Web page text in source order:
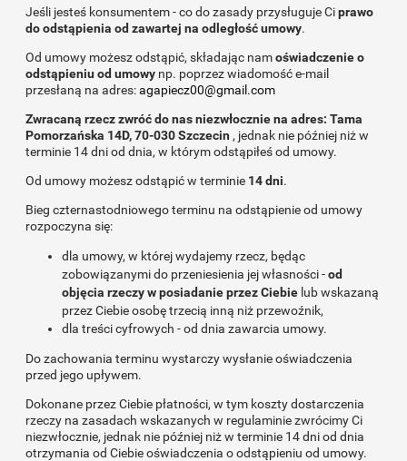
Jeśli jesteś konsumentem - co do zasady przysługuje Ciprawo
do odstąpienia od zawartej na odległość umowy.
Od umowy możesz odstąpić, składając namoświadczenie o
odstąpieniu od umowy np. poprzez wiadomość e-mail
przesłaną na adres:agapiecz00@gmail.com
Zwracaną rzecz zwróć do nas niezwłocznie na adres: Tama
Pomorzańska 14D, 70-030 Szczecin , jednak nie później niż w
terminie 14 dni od dnia, w którym odstąpiłeś od umowy.
Od umowy możesz odstąpić w terminie 14 dni.
Bieg czternastodniowego terminu na odstąpienie od umowy
rozpoczyna się:
dla umowy, w której wydajemy rzecz, będąc
zobowiązanymi do przeniesienia jej własności -od
objęcia rzeczy w posiadanie przez Ciebie lub wskazaną
przez Ciebie osobę trzecią inną niż przewoźnik,
dla treści cyfrowych - od dnia zawarcia umowy.
Do zachowania terminu wystarczy wysłanie oświadczenia
przed jego upływem.
Dokonane przez Ciebie płatności, w tym koszty dostarczenia
rzeczy na zasadach wskazanych w regulaminie zwrócimy Ci
niezwłocznie, jednak nie później niż w terminie 14 dni od dnia
otrzymania od Ciebie oświadczenia o odstąpieniu od umowy.